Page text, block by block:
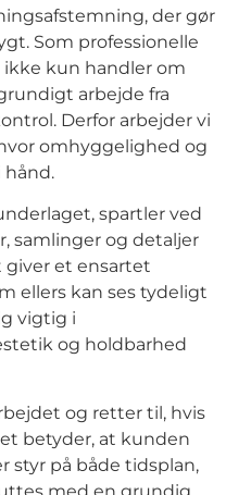
der gør
Som professionelle
ikke kun handler om
arbejde fra
Derfor arbejder vi
omhyggelighed og
hånd.
spartler ved
samlinger og detaljer
giver et ensartet
ellers kan ses tydeligt
vigtig i
og holdbarhed
og retter til, hvis
betyder, at kunden
styr på både tidsplan,
med en grundig